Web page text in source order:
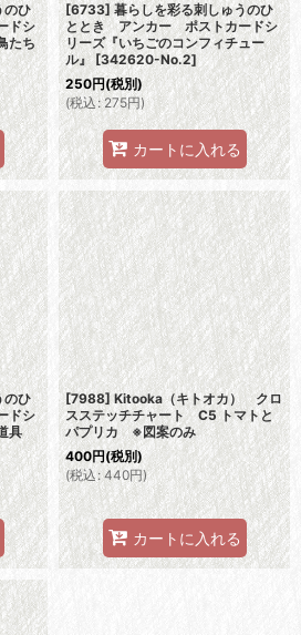
のひ
ドシ
たち
[6733] 暮らしを彩る刺しゅうのひ
ととき アンカー ポストカードシ
リーズ『いちごのコンフィチュー
ル』 [342620-No.2]
250円(税別)
(税込 : 275円)
カートに入れる
のひ
ドシ
具
[7988] Kitooka（キトオカ） クロ
スステッチチャート C5 トマトと
パプリカ ※図案のみ
400円(税別)
(税込 : 440円)
カートに入れる